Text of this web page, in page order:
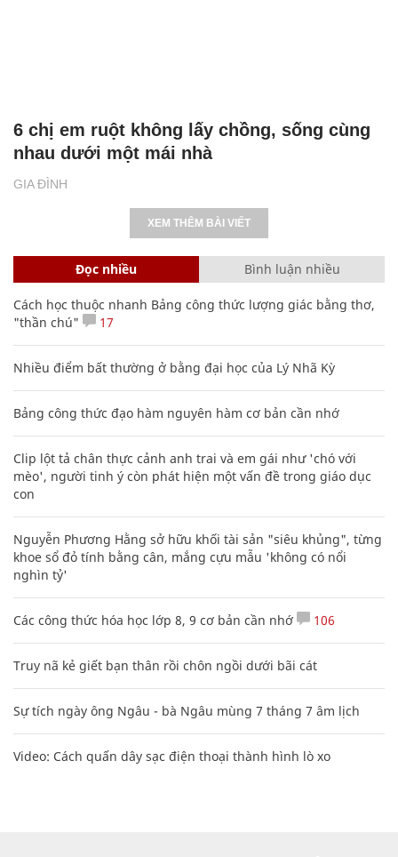
GIA ĐÌNH
6 chị em ruột không lấy chồng, sống cùng
nhau dưới một mái nhà
XEM THÊM BÀI VIẾT
Đọc nhiều Bình luận nhiều
Cách học thuộc nhanh Bảng công thức lượng giác bằng thơ,
"thần chú"
17
Nhiều điểm bất thường ở bằng đại học của Lý Nhã Kỳ
Bảng công thức đạo hàm nguyên hàm cơ bản cần nhớ
Clip lột tả chân thực cảnh anh trai và em gái như 'chó với
mèo', người tinh ý còn phát hiện một vấn đề trong giáo dục
con
Nguyễn Phương Hằng sở hữu khối tài sản "siêu khủng", từng
khoe sổ đỏ tính bằng cân, mắng cựu mẫu 'không có nổi
nghìn tỷ'
Các công thức hóa học lớp 8, 9 cơ bản cần nhớ 106
Truy nã kẻ giết bạn thân rồi chôn ngồi dưới bãi cát
Sự tích ngày ông Ngâu - bà Ngâu mùng 7 tháng 7 âm lịch
Video: Cách quấn dây sạc điện thoại thành hình lò xo